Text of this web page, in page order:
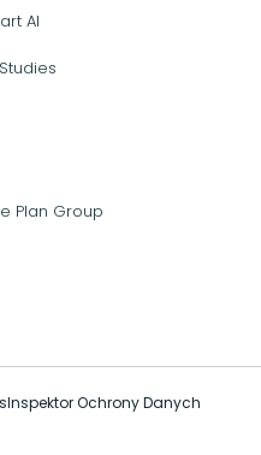
AI
Plan Group
Inspektor Ochrony Danych